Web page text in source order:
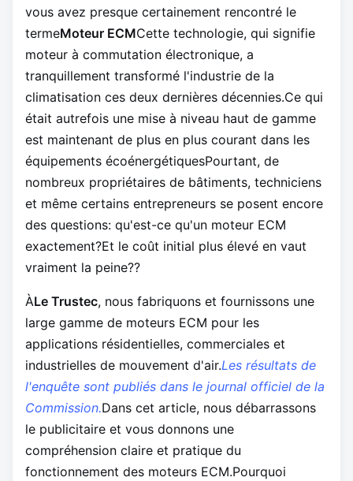
vous avez presque certainement rencontré le
termeMoteur ECMCette technologie, qui signifie
moteur à commutation électronique, a
tranquillement transformé l'industrie de la
climatisation ces deux dernières décennies.Ce qui
était autrefois une mise à niveau haut de gamme
est maintenant de plus en plus courant dans les
équipements écoénergétiquesPourtant, de
nombreux propriétaires de bâtiments, techniciens
et même certains entrepreneurs se posent encore
des questions: qu'est-ce qu'un moteur ECM
exactement?Et le coût initial plus élevé en vaut
vraiment la peine??
ÀLe Trustec, nous fabriquons et fournissons une
large gamme de moteurs ECM pour les
applications résidentielles, commerciales et
industrielles de mouvement d'air.Les résultats de
l'enquête sont publiés dans le journal officiel de la
Commission.Dans cet article, nous débarrassons
le publicitaire et vous donnons une
compréhension claire et pratique du
fonctionnement des moteurs ECM.Pourquoi